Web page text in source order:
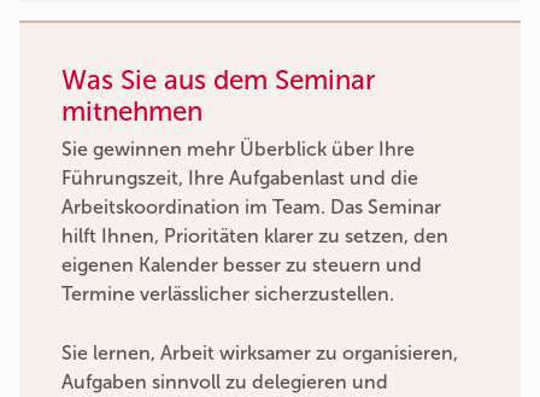
Was Sie aus dem Seminar
mitnehmen
Sie gewinnen mehr Überblick über Ihre
Führungszeit, Ihre Aufgabenlast und die
Arbeitskoordination im Team. Das Seminar
hilft Ihnen, Prioritäten klarer zu setzen, den
eigenen Kalender besser zu steuern und
Termine verlässlicher sicherzustellen.
Sie lernen, Arbeit wirksamer zu organisieren,
Aufgaben sinnvoll zu delegieren und